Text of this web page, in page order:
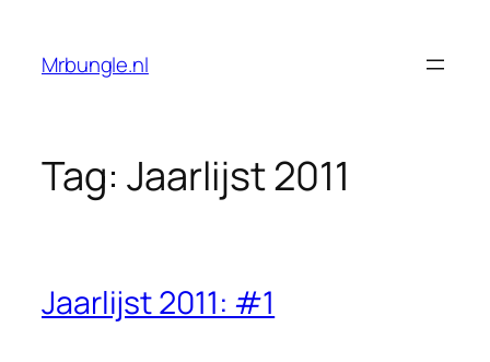
Mrbungle.nl
Tag: Jaarlijst 2011
Jaarlijst 2011: #1